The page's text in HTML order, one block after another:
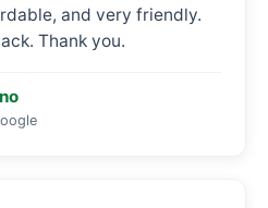
and very friendly.
Thank you.